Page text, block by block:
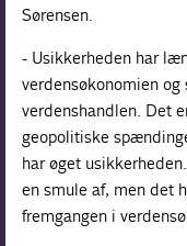
Sørensen.
- Usikkerheden har
verdensøkonomien
verdenshandlen. Det
geopolitiske
har øget
en smule af, men det
fremgangen i